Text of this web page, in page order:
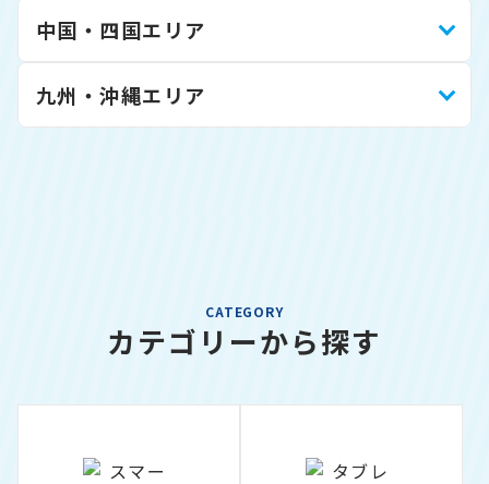
中国・四国エリア
九州・沖縄エリア
CATEGORY
カテゴリーから探す